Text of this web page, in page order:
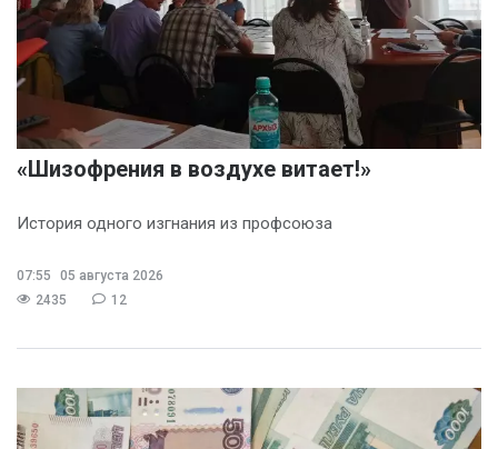
«Шизофрения в воздухе витает!»
История одного изгнания из профсоюза
07:55
05 августа 2026
2435
12